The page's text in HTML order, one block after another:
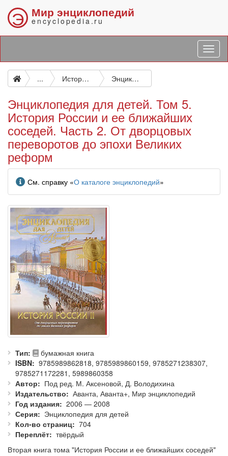
Э Мир энциклопедий
encyclopedia.ru
... История России до октября 1917 г. История СССР Энциклопедия для детей. Том 5. История России и ее ближайших соседей. Часть 2. От дворцовых переворотов до эпохи Великих реформ
Энциклопедия для детей. Том 5.
История России и ее ближайших
соседей. Часть 2. От дворцовых
переворотов до эпохи Великих
реформ
Информация
См. справку «О каталоге энциклопедий»
Тип
бумажная книга
ISBN
9785989862818, 9785989860159, 9785271238307,
9785271172281, 5989860358
Автор
Под ред. М. Аксеновой, Д. Володихина
Издательство
Аванта, Аванта+, Мир энциклопедий
Год издания
2006 — 2008
Серия
Энциклопедия для детей
Кол-во страниц
704
Переплёт
твёрдый
Вторая книга тома "История России и ее ближайших соседей"